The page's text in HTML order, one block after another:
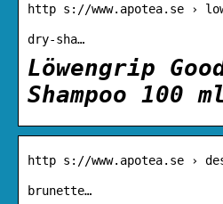
http s://www.apotea.se ›
dry-sha…
Löwengrip
Shampoo 100
http s://www.apotea.se ›
brunette…